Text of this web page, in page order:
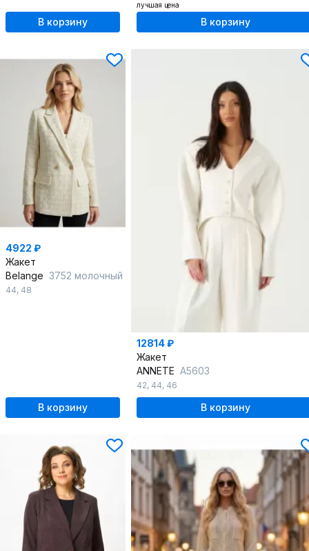
В корзину
лучшая цена
В корзину
4922 ₽
Жакет
Belange 3752 молочный
44, 48
В корзину
12814 ₽
Жакет
ANNETE A5603
42, 44, 46
В корзину